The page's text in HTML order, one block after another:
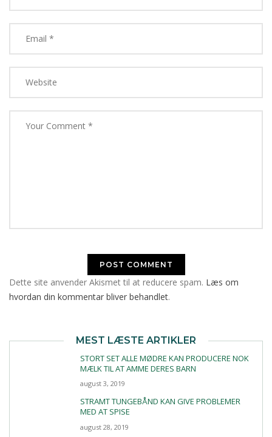
Dette site anvender Akismet til at reducere spam. Læs om
hvordan din kommentar bliver behandlet.
MEST LÆSTE ARTIKLER
STORT SET ALLE MØDRE KAN PRODUCERE NOK
MÆLK TIL AT AMME DERES BARN
august 3, 2019
STRAMT TUNGEBÅND KAN GIVE PROBLEMER
MED AT SPISE
august 28, 2019